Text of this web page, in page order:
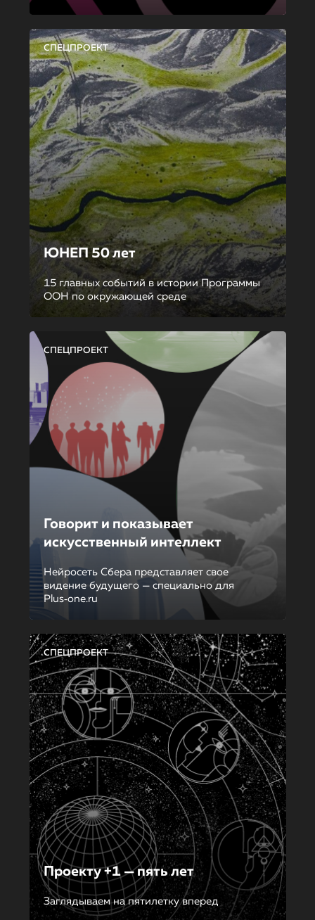
СПЕЦПРОЕКТ
ЮНЕП 50 лет
15 главных событий в истории Программы
ООН по окружающей среде
СПЕЦПРОЕКТ
Говорит и показывает
искусственный интеллект
Нейросеть Сбера представляет свое
видение будущего — специально для
Plus‑one.ru
СПЕЦПРОЕКТ
Проекту +1 — пять лет
Заглядываем на пятилетку вперед